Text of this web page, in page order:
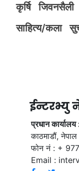
कृर्षि
जिवनसैली
साहित्य/कला
ईन्टरभ्यु
प्रधान कार्यालय
काठमाडौं, नेपाल
फोन नं : +
Email :